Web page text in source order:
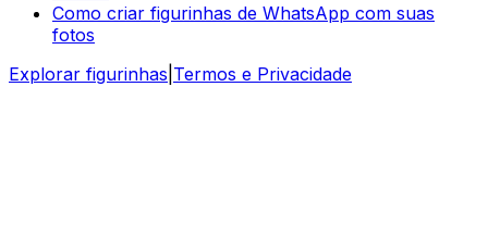
Como criar figurinhas de WhatsApp com suas
fotos
Explorar figurinhas Termos e Privacidade